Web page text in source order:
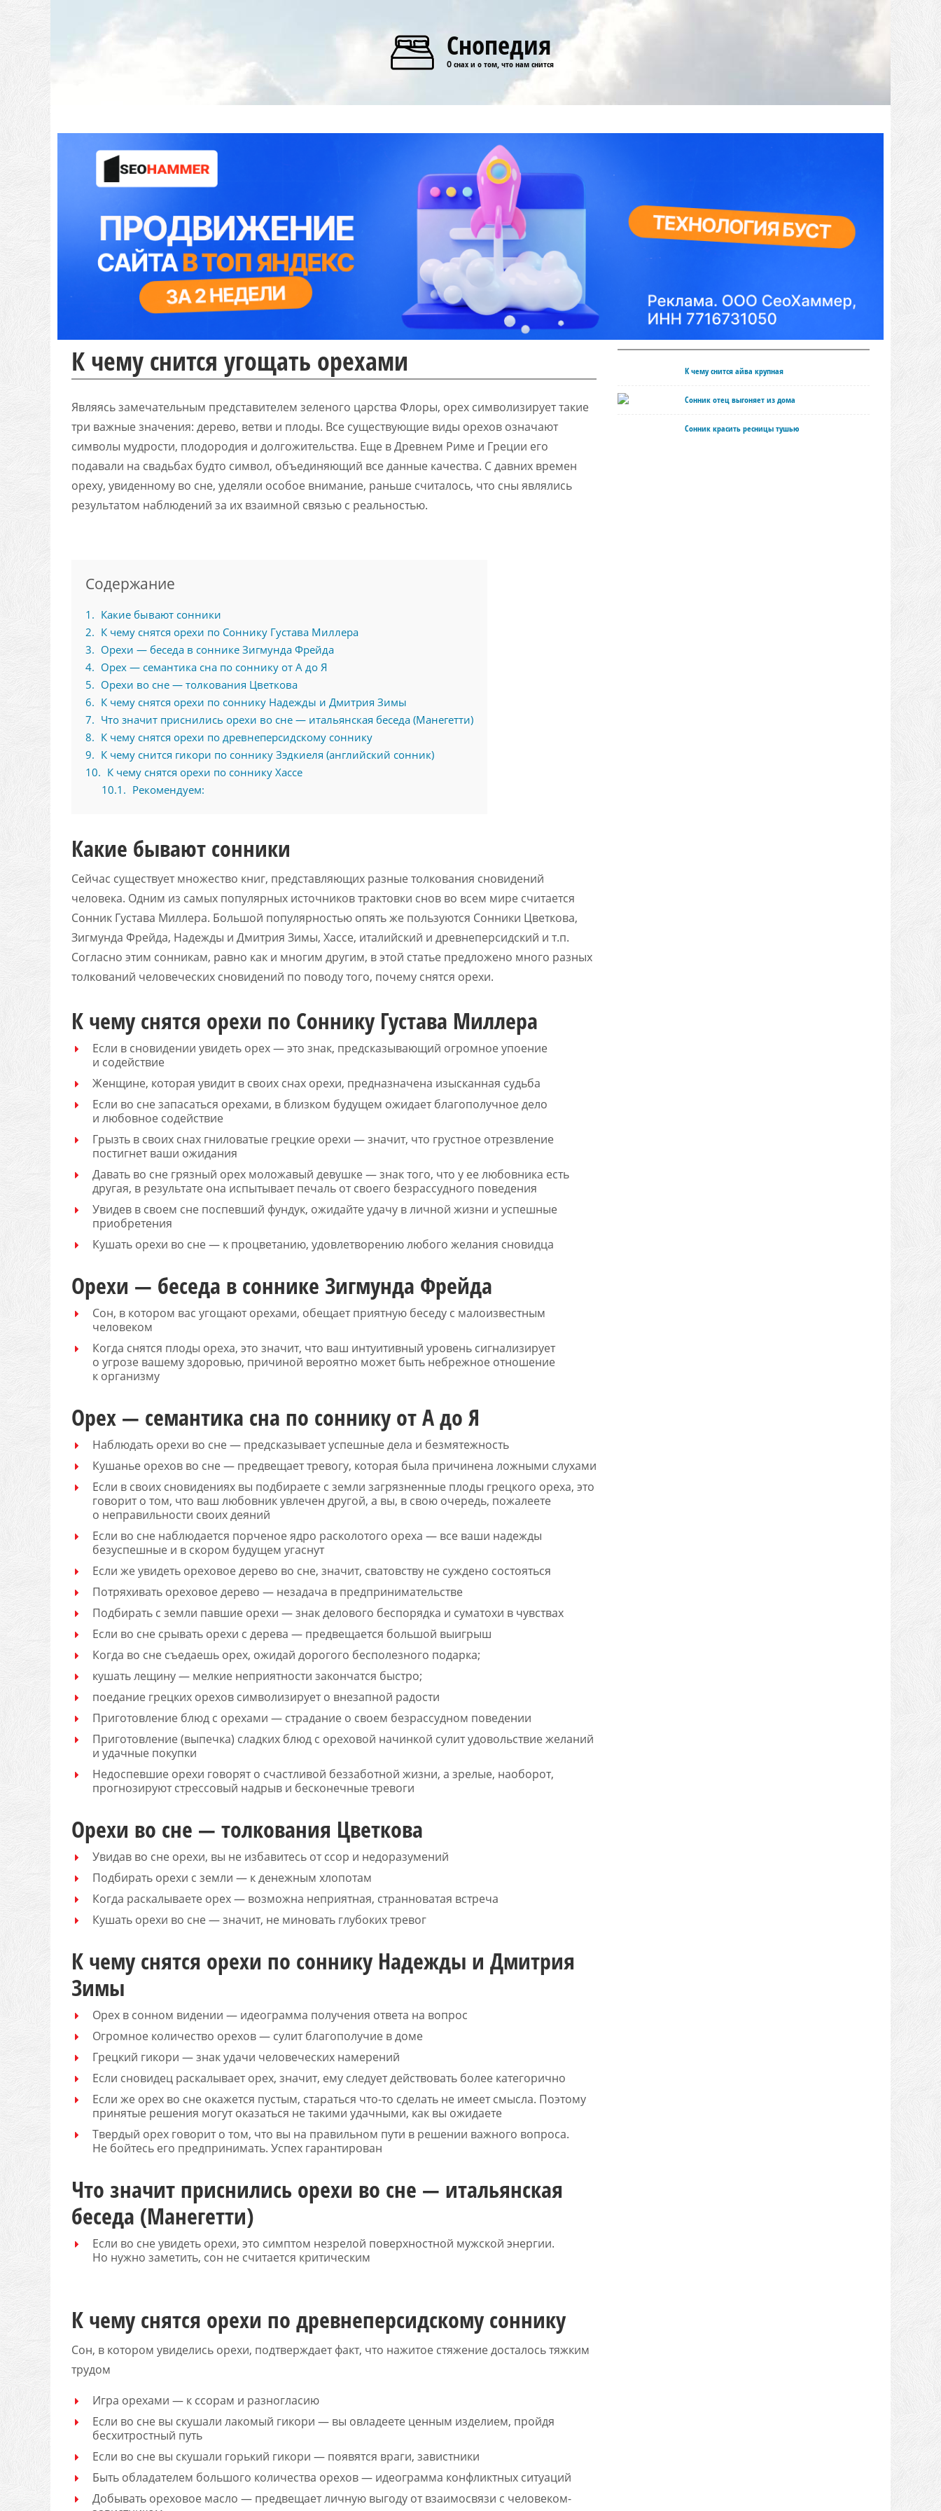
Снопедия
О снах и о том, что нам снится
К чему снится угощать орехами
Являясь замечательным представителем зеленого царства Флоры, орех символизирует такие
три важные значения: дерево, ветви и плоды. Все существующие виды орехов означают
символы мудрости, плодородия и долгожительства. Еще в Древнем Риме и Греции его
подавали на свадьбах будто символ, объединяющий все данные качества. С давних времен
ореху, увиденному во сне, уделяли особое внимание, раньше считалось, что сны являлись
результатом наблюдений за их взаимной связью с реальностью.
Содержание
1
Какие бывают сонники
2
К чему снятся орехи по Соннику Густава Миллера
3
Орехи — беседа в соннике Зигмунда Фрейда
4
Орех — семантика сна по соннику от А до Я
5
Орехи во сне — толкования Цветкова
6
К чему снятся орехи по соннику Надежды и Дмитрия Зимы
7
Что значит приснились орехи во сне — итальянская беседа (Манегетти)
8
К чему снятся орехи по древнеперсидскому соннику
9
К чему снится гикори по соннику Зэдкиеля (английский сонник)
10
К чему снятся орехи по соннику Хассе
10.1
Рекомендуем:
Какие бывают сонники
Сейчас существует множество книг, представляющих разные толкования сновидений
человека. Одним из самых популярных источников трактовки снов во всем мире считается
Сонник Густава Миллера. Большой популярностью опять же пользуются Сонники Цветкова,
Зигмунда Фрейда, Надежды и Дмитрия Зимы, Хассе, италийский и древнеперсидский и т.п.
Согласно этим сонникам, равно как и многим другим, в этой статье предложено много разных
толкований человеческих сновидений по поводу того, почему снятся орехи.
К чему снятся орехи по Соннику Густава Миллера
Если в сновидении увидеть орех — это знак, предсказывающий огромное упоение
и содействие
Женщине, которая увидит в своих снах орехи, предназначена изысканная судьба
Если во сне запасаться орехами, в близком будущем ожидает благополучное дело
и любовное содействие
Грызть в своих снах гниловатые грецкие орехи — значит, что грустное отрезвление
постигнет ваши ожидания
Давать во сне грязный орех моложавый девушке — знак того, что у ее любовника есть
другая, в результате она испытывает печаль от своего безрассудного поведения
Увидев в своем сне поспевший фундук, ожидайте удачу в личной жизни и успешные
приобретения
Кушать орехи во сне — к процветанию, удовлетворению любого желания сновидца
Орехи — беседа в соннике Зигмунда Фрейда
Сон, в котором вас угощают орехами, обещает приятную беседу с малоизвестным
человеком
Когда снятся плоды ореха, это значит, что ваш интуитивный уровень сигнализирует
о угрозе вашему здоровью, причиной вероятно может быть небрежное отношение
к организму
Орех — семантика сна по соннику от А до Я
Наблюдать орехи во сне — предсказывает успешные дела и безмятежность
Кушанье орехов во сне — предвещает тревогу, которая была причинена ложными слухами
Если в своих сновидениях вы подбираете с земли загрязненные плоды грецкого ореха, это
говорит о том, что ваш любовник увлечен другой, а вы, в свою очередь, пожалеете
о неправильности своих деяний
Если во сне наблюдается порченое ядро расколотого ореха — все ваши надежды
безуспешные и в скором будущем угаснут
Если же увидеть ореховое дерево во сне, значит, сватовству не суждено состояться
Потряхивать ореховое дерево — незадача в предпринимательстве
Подбирать с земли павшие орехи — знак делового беспорядка и суматохи в чувствах
Если во сне срывать орехи с дерева — предвещается большой выигрыш
Когда во сне съедаешь орех, ожидай дорогого бесполезного подарка;
кушать лещину — мелкие неприятности закончатся быстро;
поедание грецких орехов символизирует о внезапной радости
Приготовление блюд с орехами — страдание о своем безрассудном поведении
Приготовление (выпечка) сладких блюд с ореховой начинкой сулит удовольствие желаний
и удачные покупки
Недоспевшие орехи говорят о счастливой беззаботной жизни, а зрелые, наоборот,
прогнозируют стрессовый надрыв и бесконечные тревоги
Орехи во сне — толкования Цветкова
Увидав во сне орехи, вы не избавитесь от ссор и недоразумений
Подбирать орехи с земли — к денежным хлопотам
Когда раскалываете орех — возможна неприятная, странноватая встреча
Кушать орехи во сне — значит, не миновать глубоких тревог
К чему снятся орехи по соннику Надежды и Дмитрия
Зимы
Орех в сонном видении — идеограмма получения ответа на вопрос
Огромное количество орехов — сулит благополучие в доме
Грецкий гикори — знак удачи человеческих намерений
Если сновидец раскалывает орех, значит, ему следует действовать более категорично
Если же орех во сне окажется пустым, стараться что-то сделать не имеет смысла. Поэтому
принятые решения могут оказаться не такими удачными, как вы ожидаете
Твердый орех говорит о том, что вы на правильном пути в решении важного вопроса.
Не бойтесь его предпринимать. Успех гарантирован
Что значит приснились орехи во сне — итальянская
беседа (Манегетти)
Если во сне увидеть орехи, это симптом незрелой поверхностной мужской энергии.
Но нужно заметить, сон не считается критическим
К чему снятся орехи по древнеперсидскому соннику
Сон, в котором увиделись орехи, подтверждает факт, что нажитое стяжение досталось тяжким
трудом
Игра орехами — к ссорам и разногласию
Если во сне вы скушали лакомый гикори — вы овладеете ценным изделием, пройдя
бесхитростный путь
Если во сне вы скушали горький гикори — появятся враги, завистники
Быть обладателем большого количества орехов — идеограмма конфликтных ситуаций
Добывать ореховое масло — предвещает личную выгоду от взаимосвязи с человеком-
К чему снится айва крупная
Сонник отец выгоняет из дома
Сонник красить ресницы тушью